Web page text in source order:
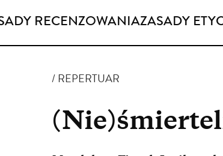
RECENZOWANIAZASADY
REPERTUAR